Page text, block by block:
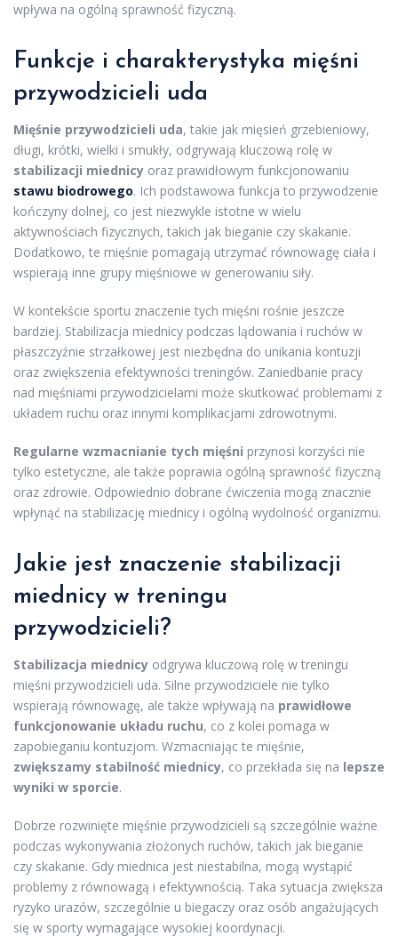
wpływa na ogólną sprawność fizyczną.
Funkcje i charakterystyka mięśni
przywodzicieli uda
Mięśnie przywodzicieli uda, takie jak mięsień grzebieniowy,
długi, krótki, wielki i smukły, odgrywają kluczową rolę w
stabilizacji miednicy oraz prawidłowym funkcjonowaniu
stawu biodrowego. Ich podstawowa funkcja to przywodzenie
kończyny dolnej, co jest niezwykle istotne w wielu
aktywnościach fizycznych, takich jak bieganie czy skakanie.
Dodatkowo, te mięśnie pomagają utrzymać równowagę ciała i
wspierają inne grupy mięśniowe w generowaniu siły.
W kontekście sportu znaczenie tych mięśni rośnie jeszcze
bardziej. Stabilizacja miednicy podczas lądowania i ruchów w
płaszczyźnie strzałkowej jest niezbędna do unikania kontuzji
oraz zwiększenia efektywności treningów. Zaniedbanie pracy
nad mięśniami przywodzicielami może skutkować problemami z
układem ruchu oraz innymi komplikacjami zdrowotnymi.
Regularne wzmacnianie tych mięśni przynosi korzyści nie
tylko estetyczne, ale także poprawia ogólną sprawność fizyczną
oraz zdrowie. Odpowiednio dobrane ćwiczenia mogą znacznie
wpłynąć na stabilizację miednicy i ogólną wydolność organizmu.
Jakie jest znaczenie stabilizacji
miednicy w treningu
przywodzicieli?
Stabilizacja miednicy odgrywa kluczową rolę w treningu
mięśni przywodzicieli uda. Silne przywodziciele nie tylko
wspierają równowagę, ale także wpływają na prawidłowe
funkcjonowanie układu ruchu, co z kolei pomaga w
zapobieganiu kontuzjom. Wzmacniając te mięśnie,
zwiększamy stabilność miednicy, co przekłada się na lepsze
wyniki w sporcie.
Dobrze rozwinięte mięśnie przywodzicieli są szczególnie ważne
podczas wykonywania złożonych ruchów, takich jak bieganie
czy skakanie. Gdy miednica jest niestabilna, mogą wystąpić
problemy z równowagą i efektywnością. Taka sytuacja zwiększa
ryzyko urazów, szczególnie u biegaczy oraz osób angażujących
się w sporty wymagające wysokiej koordynacji.